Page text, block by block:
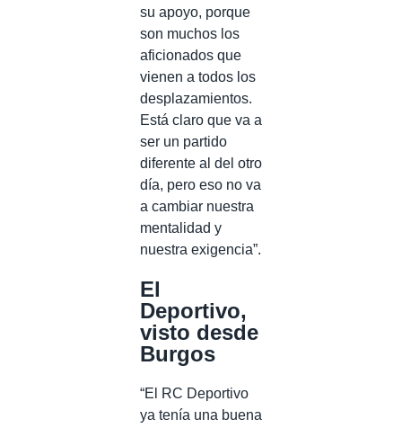
su apoyo, porque
son muchos los
aficionados que
vienen a todos los
desplazamientos.
Está claro que va a
ser un partido
diferente al del otro
día, pero eso no va
a cambiar nuestra
mentalidad y
nuestra exigencia”.
El
Deportivo,
visto desde
Burgos
“El RC Deportivo
ya tenía una buena